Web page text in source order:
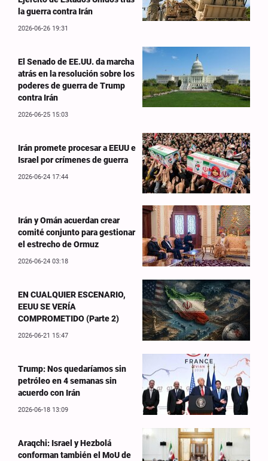
la guerra contra Irán
2026-06-26 19:31
El Senado de EE.UU. da marcha
atrás en la resolución sobre los
poderes de guerra de Trump
contra Irán
2026-06-25 15:03
Irán promete procesar a EEUU e
Israel por crímenes de guerra
2026-06-24 17:44
Irán y Omán acuerdan crear
comité conjunto para gestionar
el estrecho de Ormuz
2026-06-24 03:18
EN CUALQUIER ESCENARIO,
EEUU SE VERÍA
COMPROMETIDO (Parte 2)
2026-06-21 15:47
Trump: Nos quedaríamos sin
petróleo en 4 semanas sin
acuerdo con Irán
2026-06-18 13:09
Araqchi: Israel y Hezbolá
conforman también el MoU de